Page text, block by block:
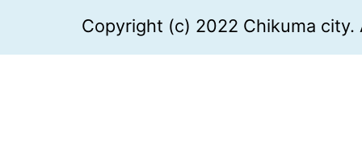
Copyright (c) 2022 Chikuma city.